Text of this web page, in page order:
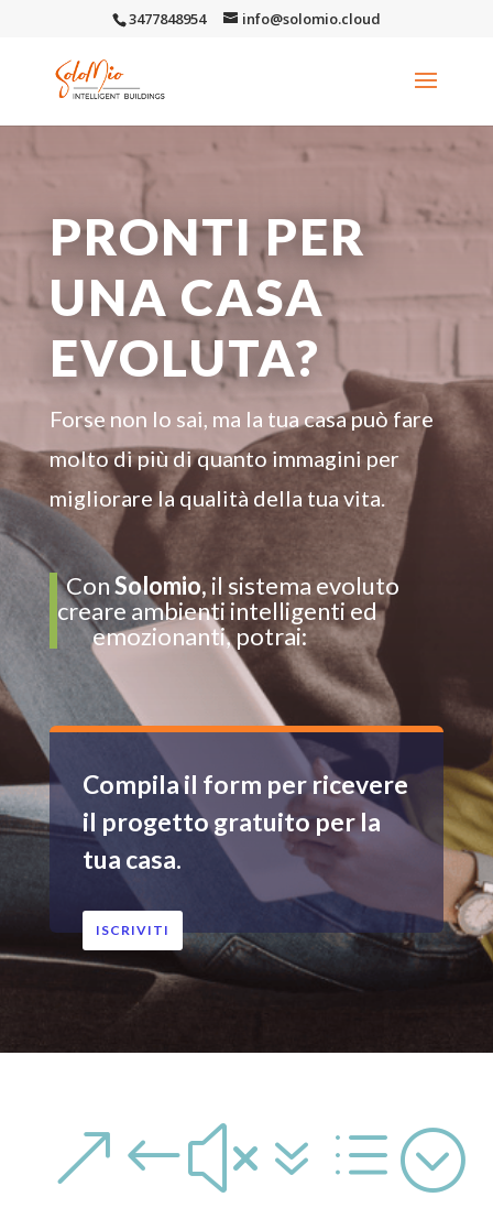
3477848954 info@solomio.cloud
PRONTI PER
UNA CASA
EVOLUTA?
Forse non lo sai, ma la tua casa può fare
molto di più di quanto immagini per
migliorare la qualità della tua vita.
ConSolomio, il sistema evoluto
creare ambienti intelligenti ed
emozionanti, potrai:
Compila il form per ricevere
il progetto gratuito per la
tua casa.
ISCRIVITI
&#x7d;